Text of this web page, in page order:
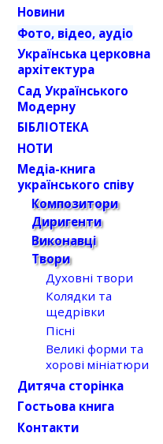
Новини
Фото, відео, аудіо
Українська церковна
архітектура
Сад Українського
Модерну
БІБЛІОТЕКА
НОТИ
Медіа-книга
українського співу
Композитори
Диригенти
Виконавці
Твори
Духовні твори
Колядки та
щедрівки
Пісні
Великі форми та
хорові мініатюри
Дитяча сторінка
Гостьова книга
Контакти